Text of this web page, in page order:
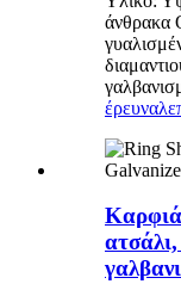
άνθρακα
έρευνα
Καρφιά